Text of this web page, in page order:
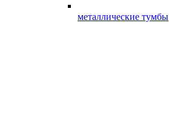
металлические тумбы